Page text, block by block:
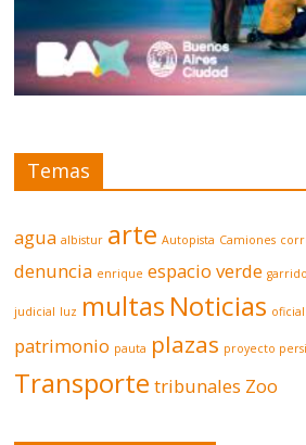
Temas
agua albistur arte Autopista Camiones
denuncia enrique espacio verde garrido
judicial luz multas Noticias oficial
patrimonio pauta plazas proyecto
Transporte tribunales Zoo